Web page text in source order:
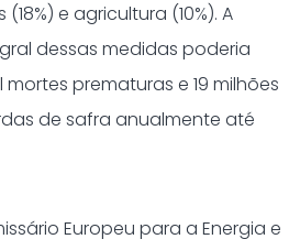
e agricultura (10%). A
dessas medidas poderia
mortes prematuras e 19 milhões
de safra anualmente até
Europeu para a Energia e